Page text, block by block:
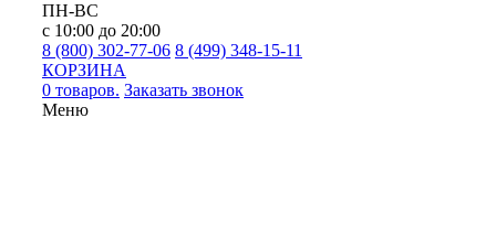
ПН-ВС
с 10:00 до 20:00
8 (800) 302-77-06 8 (499) 348-15-11
КОРЗИНА
0 товаров. Заказать звонок
Меню